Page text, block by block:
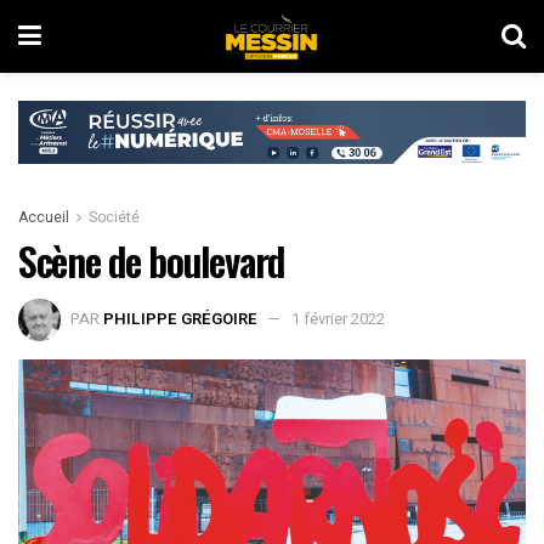
Accueil Société
Scène de boulevard
PAR PHILIPPE GRÉGOIRE 1 février 2022